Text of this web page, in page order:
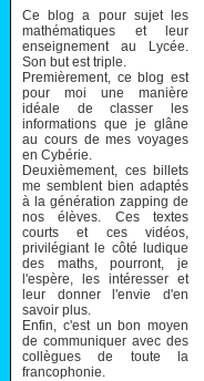
Ce blog a pour sujet les
mathématiques et leur
enseignement au Lycée.
Son but est triple.
Premièrement, ce blog est
pour moi une manière
idéale de classer les
informations que je glâne
au cours de mes voyages
en Cybérie.
Deuxièmement, ces billets
me semblent bien adaptés
à la génération zapping de
nos élèves. Ces textes
courts et ces vidéos,
privilégiant le côté ludique
des maths, pourront, je
l'espère, les intéresser et
leur donner l'envie d'en
savoir plus.
Enfin, c'est un bon moyen
de communiquer avec des
collègues de toute la
francophonie.